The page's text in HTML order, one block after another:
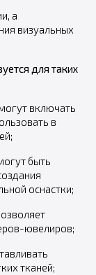
а
визуальных
для таких
включать
в
быть
оснастки;
ювелиров;
тканей;